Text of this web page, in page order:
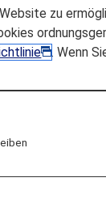
im Daniel K.
zu
. Wenn